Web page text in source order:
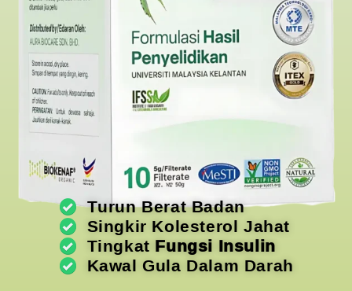
Turun Berat Badan
Singkir Kolesterol Jahat
Tingkat Fungsi Insulin
Kawal Gula Dalam Darah